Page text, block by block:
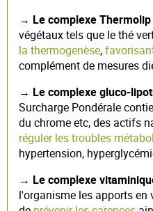
→ Le complexe Thermolip
végétaux tels que le thé
la thermogenèse,
complément de mesures
→ Le complexe gluco-
Surcharge Pondérale
du chrome etc, des actifs
réguler les troubles
hypertension,
→ Le complexe
l'organisme les apports